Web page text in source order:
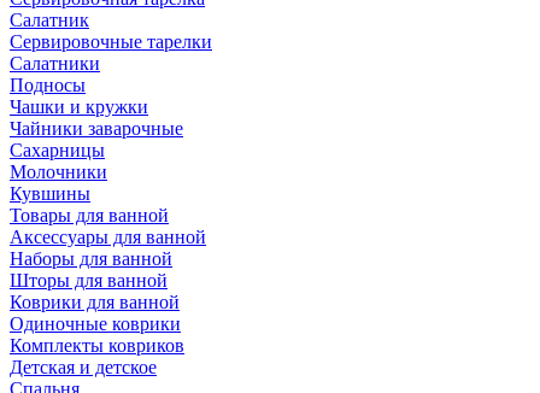
Салатник
Сервировочные тарелки
Салатники
Подносы
Чашки и кружки
Чайники заварочные
Сахарницы
Молочники
Кувшины
Товары для ванной
Аксессуары для ванной
Наборы для ванной
Шторы для ванной
Коврики для ванной
Одиночные коврики
Комплекты ковриков
Детская и детское
Спальня